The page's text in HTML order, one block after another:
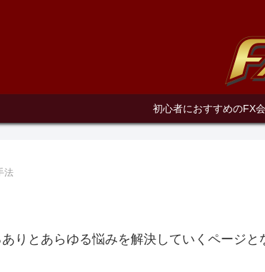
初心者におすすめのFX
法
りとあらゆる悩みを解決していくページと